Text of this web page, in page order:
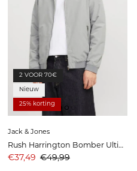
2 VOOR 70€
Nieuw
25% korting
Jack & Jones
Rush Harrington Bomber Ultimate Grey
Aanbiedingsprijs
€37,49 Prijs
€49,99